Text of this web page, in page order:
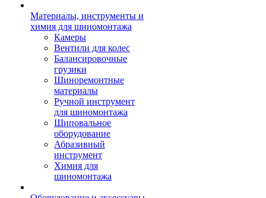
Материалы, инструменты и
химия для шиномонтажа
Камеры
Вентили для колес
Балансировочные
грузики
Шиноремонтные
материалы
Ручной инструмент
для шиномонтажа
Шиповальное
оборудование
Абразивный
инструмент
Химия для
шиномонтажа